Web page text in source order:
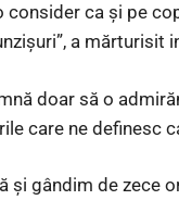
ca și pe
a mărturisit
doar să o
care ne definesc
și gândim de zece